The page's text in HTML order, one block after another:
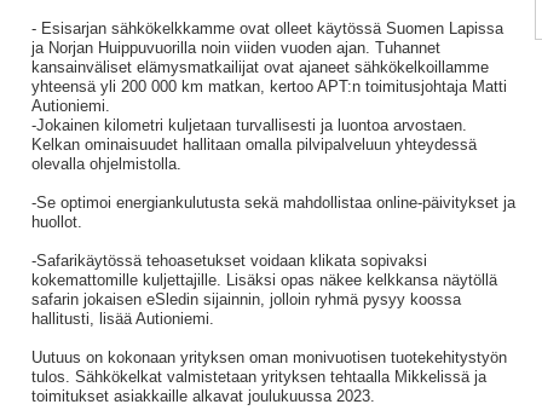
- Esisarjan sähkökelkkamme ovat olleet käytössä Suomen Lapissa
ja Norjan Huippuvuorilla noin viiden vuoden ajan. Tuhannet
kansainväliset elämysmatkailijat ovat ajaneet sähkökelkoillamme
yhteensä yli 200 000 km matkan, kertoo APT:n toimitusjohtaja Matti
Autioniemi.
-Jokainen kilometri kuljetaan turvallisesti ja luontoa arvostaen.
Kelkan ominaisuudet hallitaan omalla pilvipalveluun yhteydessä
olevalla ohjelmistolla.
-Se optimoi energiankulutusta sekä mahdollistaa online-päivitykset ja
huollot.
-Safarikäytössä tehoasetukset voidaan klikata sopivaksi
kokemattomille kuljettajille. Lisäksi opas näkee kelkkansa näytöllä
safarin jokaisen eSledin sijainnin, jolloin ryhmä pysyy koossa
hallitusti, lisää Autioniemi.
Uutuus on kokonaan yrityksen oman monivuotisen tuotekehitystyön
tulos. Sähkökelkat valmistetaan yrityksen tehtaalla Mikkelissä ja
toimitukset asiakkaille alkavat joulukuussa 2023.